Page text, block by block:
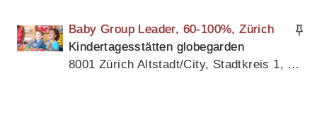
Baby Group Leader, 60-100%, Zürich
Kindertagesstätten globegarden
8001 Zürich Altstadt/City, Stadtkreis 1, Kanton Zürich